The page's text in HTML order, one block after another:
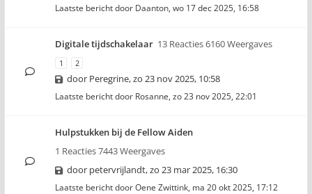
Laatste bericht door Daanton, wo 17 dec 2025, 16:58
Digitale tijdschakelaar 13 Reacties 6160 Weergaves
1 2
door Peregrine,zo 23 nov 2025, 10:58
Laatste bericht door Rosanne, zo 23 nov 2025, 22:01
Hulpstukken bij de Fellow Aiden
1 Reacties 7443 Weergaves
door petervrijlandt,zo 23 mar 2025, 16:30
Laatste bericht doorOene Zwittink, ma 20 okt 2025, 17:12